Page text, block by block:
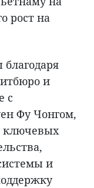
рост на
и
с
Фу Чонгом,
ключевых
и